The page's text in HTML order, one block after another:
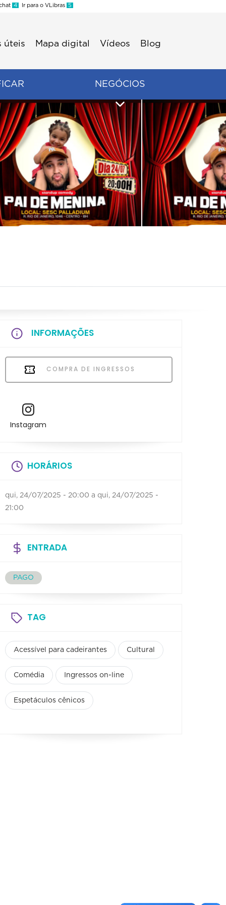
4 Ir para o VLibras 5
úteis Mapa digital Vídeos Blog
NEGÓCIOS
INFORMAÇÕES
COMPRA DE INGRESSOS
Instagram
HORÁRIOS
qui, 24/07/2025 - 20:00 a qui, 24/07/2025 -
21:00
ENTRADA
PAGO
TAG
Acessível para cadeirantes Cultural
Comédia Ingressos on-line
Espetáculos cênicos